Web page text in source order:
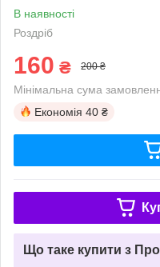
В наявності
Роздріб
160 ₴ 200 ₴
Мінімальна сума
Економія 40 ₴
Що таке купити з